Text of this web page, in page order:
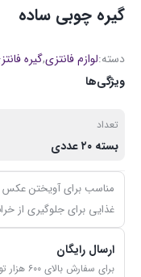
گیره چوبی ساده
دسته:لوازم فانتزی,گیره
ویژگی‌ها
تعداد
بسته ۲۰ عددی
مناسب برای آویختن عکس
غذایی برای جلوگیری از
ارسال رایگان
برای سفارش بالای ۶۰۰ هزار تومان